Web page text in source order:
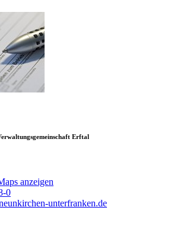
Erftal
anzeigen
0
unterfranken.de